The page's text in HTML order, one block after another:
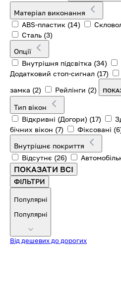
Матеріал виконання
ABS-пластик (14)
Сталь (3)
Опції
Внутрішня підсвітка (34)
Додатковий стоп-сигнал (17)
замка (2) Рейлінги (2)
Тип вікон
Відкривні (Догори) (17)
бічних вікон (7) Фіксовані
Внутрішнє покриття
Відсутнє (26)
ПОКАЗАТИ ВСІ
ФІЛЬТРИ
Популярні
Популярні
Від дешевих до дорогих